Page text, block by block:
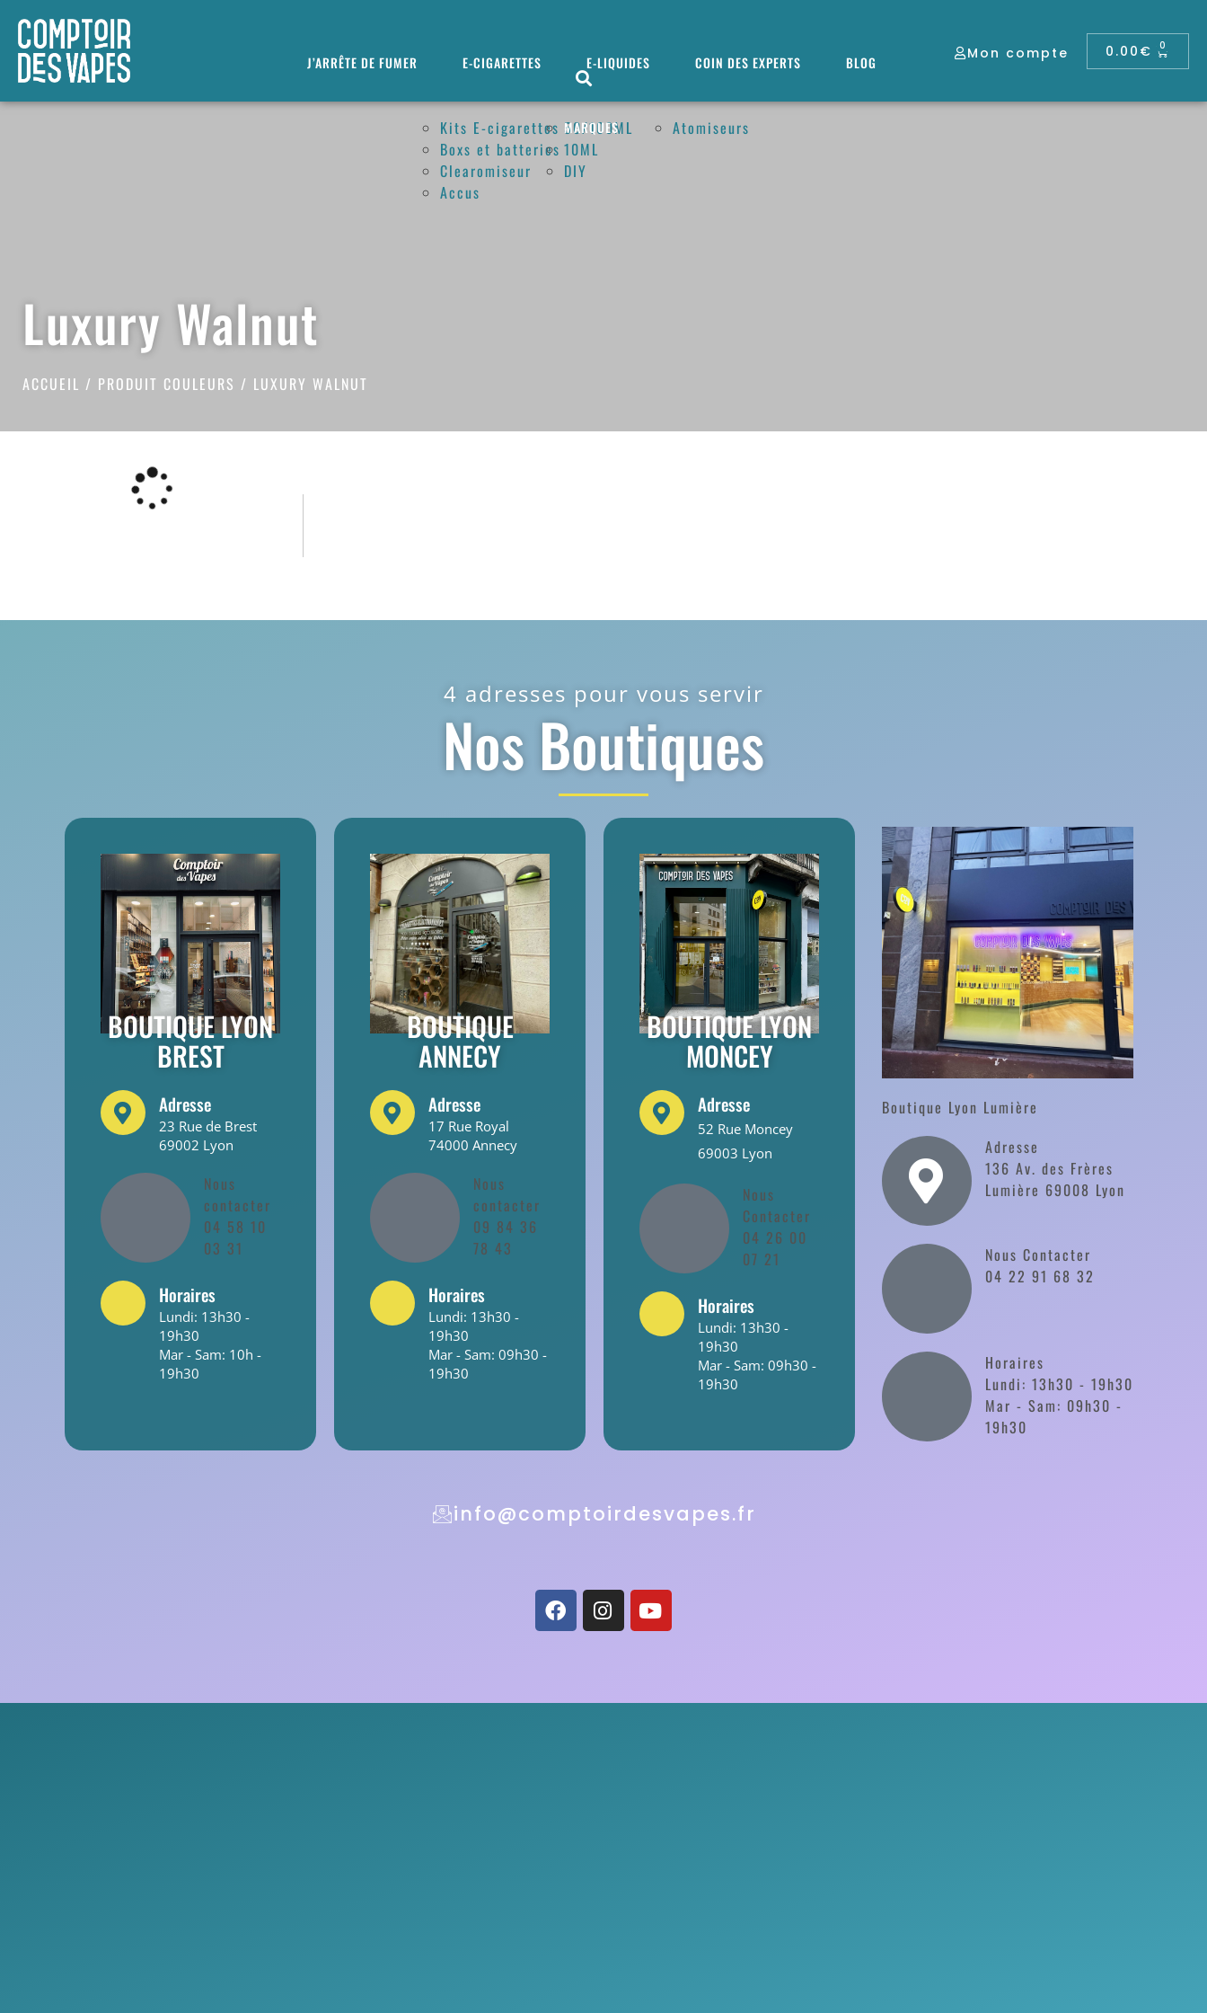
J’ARRÊTE DE FUMER E-CIGARETTES
Kits E-cigarettes
Boxs et batteries
Clearomiseur
Accus
E-LIQUIDES
50/100ML
10ML
DIY
COIN DES EXPERTS
Atomiseurs
BLOG
MARQUES
Mon compte 0.00 € 0
Luxury Walnut
ACCUEIL / PRODUIT COULEURS / LUXURY WALNUT
4 adresses pour vous servir
Nos Boutiques
BOUTIQUE LYON
BREST
Adresse
23 Rue de Brest
69002 Lyon
Nous
contacter
04 58 10
03 31
Horaires
Lundi: 13h30 -
19h30
Mar - Sam: 10h -
19h30
BOUTIQUE
ANNECY
Adresse
17 Rue Royal
74000 Annecy
Nous
contacter
09 84 36
78 43
Horaires
Lundi: 13h30 -
19h30
Mar - Sam: 09h30 -
19h30
BOUTIQUE LYON
MONCEY
Adresse
52 Rue Moncey
69003 Lyon
Nous
Contacter
04 26 00
07 21
Horaires
Lundi: 13h30 -
19h30
Mar - Sam: 09h30 -
19h30
Boutique Lyon Lumière
Adresse
136 Av. des Frères
Lumière 69008 Lyon
Nous Contacter
04 22 91 68 32
Horaires
Lundi: 13h30 - 19h30
Mar - Sam: 09h30 -
19h30
info@comptoirdesvapes.fr